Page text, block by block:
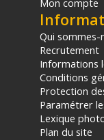
Mon compte
Qui sommes-
Recrutement
Informations
Conditions
Protection
Paramétrer
Lexique
Plan du site